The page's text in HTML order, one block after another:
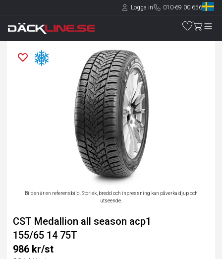
Logga in 010-69 00 656
Bilden är en referensbild. Storlek, bredd och inpressning kan påverka djup och
utseende.
CST Medallion all season acp1
155/65 14 75T
986 kr/st